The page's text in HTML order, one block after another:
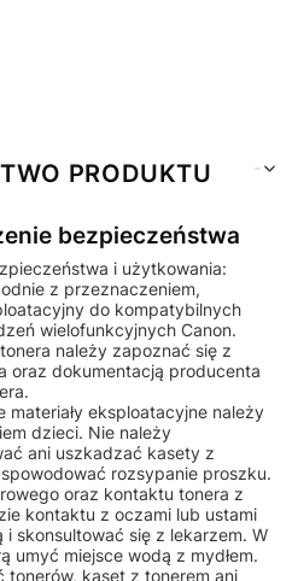
PRODUKTU
bezpieczeństwa
i użytkowania:
z przeznaczeniem,
do kompatybilnych
wielofunkcyjnych Canon.
należy zapoznać się z
oraz dokumentacją producenta
materiały eksploatacyjne należy
dzieci. Nie należy
ani uszkadzać kasety z
rozsypanie proszku.
oraz kontaktu tonera z
kontaktu z oczami lub ustami
skonsultować się z lekarzem. W
umyć miejsce wodą z mydłem.
tonerów, kaset z tonerem ani